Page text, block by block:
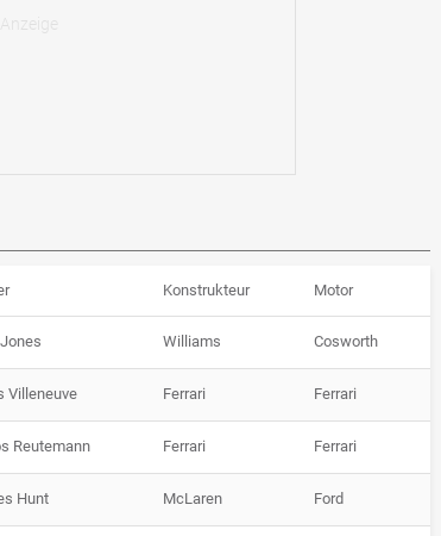
Konstrukteur Motor
Williams Cosworth
Villeneuve Ferrari Ferrari
Reutemann Ferrari Ferrari
Hunt McLaren Ford